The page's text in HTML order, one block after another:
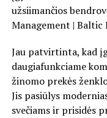
užsiimančios
Management | Baltic
Jau patvirtinta, kad
daugiafunkciame
žinomo prekės
Jis pasiūlys
svečiams ir prisidės